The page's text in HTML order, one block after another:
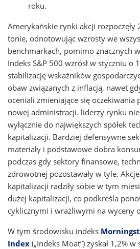
roku.
Amerykańskie rynki akcji
tonie, odnotowując wzrosty we
benchmarkach, pomimo znacznych
Indeks S&P 500 wzrósł w styczniu o
stabilizację wskaźników
obaw związanych z inflacją, nawet
oceniali zmieniające się oczekiwania
nowej administracji. liderzy rynku
wyłącznie do największych spółek
kapitalizacji. Bardziej defensywne
materiały i podstawowe dobra
podczas gdy sektory finansowe,
zdrowotnej pozostawały w tyle.
kapitalizacji radziły sobie w tym
dużej kapitalizacji, co podkreśla
cyklicznymi i wrażliwymi na wyceny
W tym środowisku indeks
Index („Indeks Moat”) zyskał 1,2%